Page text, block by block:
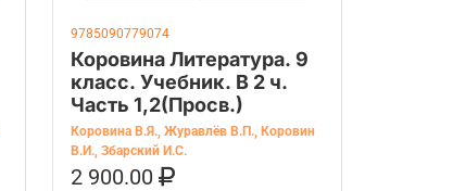
9785090779074
Коровина Литература. 9
класс. Учебник. В 2 ч.
Часть 1,2(Просв.)
Коровина В.Я., Журавлёв В.П., Коровин
В.И., Збарский И.С.
2 900.00
В КОРЗИНУ